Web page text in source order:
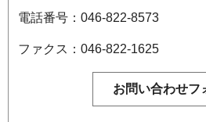
電話番号：046-822-8573
ファクス：046-822-1625